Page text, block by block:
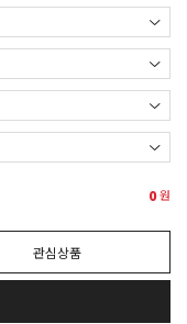
0원
관심상품